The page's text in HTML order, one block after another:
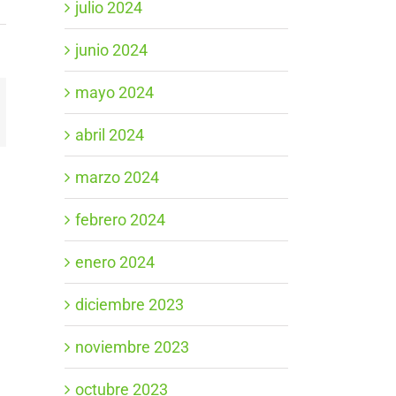
julio 2024
junio 2024
mayo 2024
abril 2024
marzo 2024
febrero 2024
enero 2024
diciembre 2023
noviembre 2023
octubre 2023